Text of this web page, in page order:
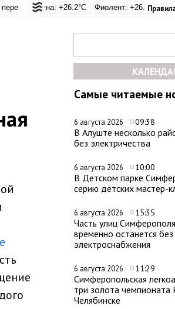
+26.2°C Фиолент: +26.1°C Казачья
Евпатория: +32.8°C Керчь: +30.6°C
Самые читаемые
6 августа 2026 09:38
В Алуште несколько
без электричества
6 августа 2026 10:00
В Детском парке
серию детских мастер-
6 августа 2026 15:35
Часть улиц
временно останется без
электроснабжения
6 августа 2026 11:29
Симферопольская
три золота чемпионата
Челябинске